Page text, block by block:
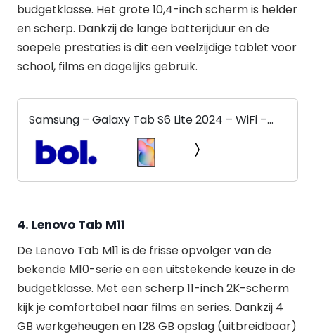
budgetklasse. Het grote 10,4-inch scherm is helder
en scherp. Dankzij de lange batterijduur en de
soepele prestaties is dit een veelzijdige tablet voor
school, films en dagelijks gebruik.
Samsung – Galaxy Tab S6 Lite 2024 – WiFi –
SM-P620 – 64GB – Groen
4. Lenovo Tab M11
De Lenovo Tab M11 is de frisse opvolger van de
bekende M10-serie en een uitstekende keuze in de
budgetklasse. Met een scherp 11-inch 2K-scherm
kijk je comfortabel naar films en series. Dankzij 4
GB werkgeheugen en 128 GB opslag (uitbreidbaar)